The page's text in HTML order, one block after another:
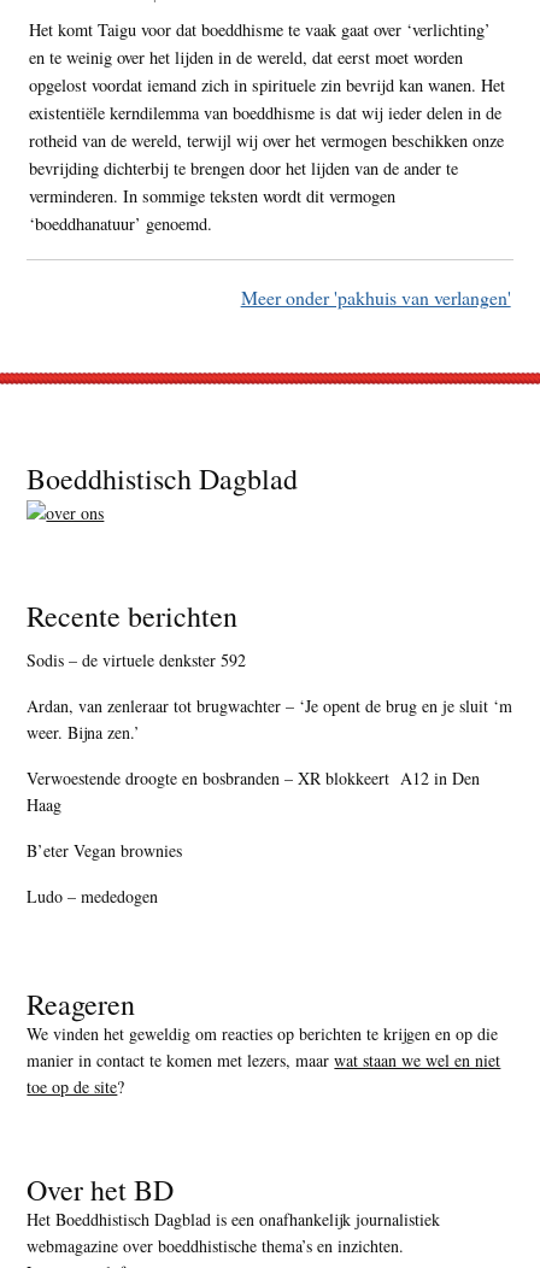
Het komt Taigu voor dat boeddhisme te vaak gaat over ‘verlichting’
en te weinig over het lijden in de wereld, dat eerst moet worden
opgelost voordat iemand zich in spirituele zin bevrijd kan wanen. Het
existentiële kerndilemma van boeddhisme is dat wij ieder delen in de
rotheid van de wereld, terwijl wij over het vermogen beschikken onze
bevrijding dichterbij te brengen door het lijden van de ander te
verminderen. In sommige teksten wordt dit vermogen
‘boeddhanatuur’ genoemd.
Meer onder 'pakhuis van verlangen'
Footer
Boeddhistisch Dagblad
Recente berichten
Sodis – de virtuele denkster 592
Ardan, van zenleraar tot brugwachter – ‘Je opent de brug en je sluit ‘m
weer. Bijna zen.’
Verwoestende droogte en bosbranden – XR blokkeert A12 in Den
Haag
B’eter Vegan brownies
Ludo – mededogen
Reageren
We vinden het geweldig om reacties op berichten te krijgen en op die
manier in contact te komen met lezers, maarwat staan we wel en niet
toe op de site?
Over het BD
Het Boeddhistisch Dagblad is een onafhankelijk journalistiek
webmagazine over boeddhistische thema’s en inzichten.